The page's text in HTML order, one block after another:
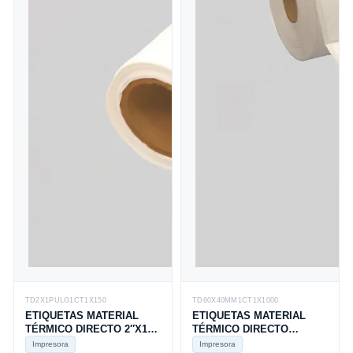
TD2X1PULG1CT1X150
ETIQUETAS MATERIAL
TÉRMICO DIRECTO 2″X1″,
1 COLUMNA, TUCO 1,
Impresora
TD60X40MM1CT1X1000
ETIQUETAS MATERIAL
TÉRMICO DIRECTO
60X40MM , 1 COLUMNA,
Impresora